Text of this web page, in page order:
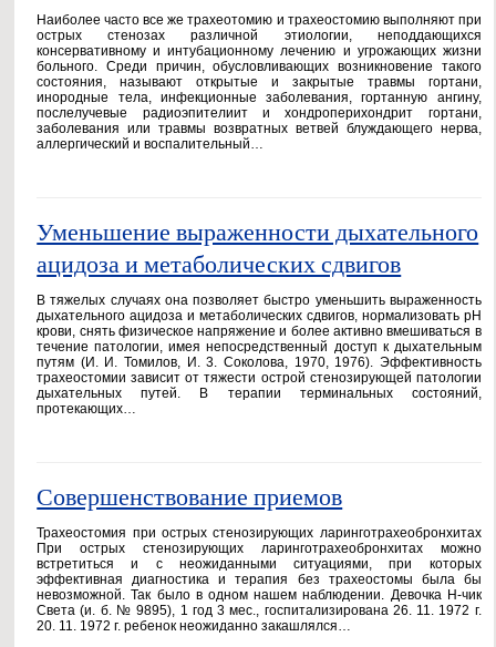
Наиболее часто все же трахеотомию и трахеостомию выполняют при
острых стенозах различной этиологии, неподдающихся
консервативному и интубационному лечению и угрожающих жизни
больного. Среди причин, обусловливающих возникновение такого
состояния, называют открытые и закрытые травмы гортани,
инородные тела, инфекционные заболевания, гортанную ангину,
послелучевые радиоэпителиит и хондроперихондрит гортани,
заболевания или травмы возвратных ветвей блуждающего нерва,
аллергический и воспалительный…
Уменьшение выраженности дыхательного
ацидоза и метаболических сдвигов
В тяжелых случаях она позволяет быстро уменьшить выраженность
дыхательного ацидоза и метаболических сдвигов, нормализовать рН
крови, снять физическое напряжение и более активно вмешиваться в
течение патологии, имея непосредственный доступ к дыхательным
путям (И. И. Томилов, И. 3. Соколова, 1970, 1976). Эффективность
трахеостомии зависит от тяжести острой стенозирующей патологии
дыхательных путей. В терапии терминальных состояний,
протекающих…
Совершенствование приемов
Трахеостомия при острых стенозирующих ларинготрахеобронхитах
При острых стенозирующих ларинготрахеобронхитах можно
встретиться и с неожиданными ситуациями, при которых
эффективная диагностика и терапия без трахеостомы была бы
невозможной. Так было в одном нашем наблюдении. Девочка Н-чик
Света (и. б. № 9895), 1 год 3 мес., госпитализирована 26. 11. 1972 г.
20. 11. 1972 г. ребенок неожиданно закашлялся…